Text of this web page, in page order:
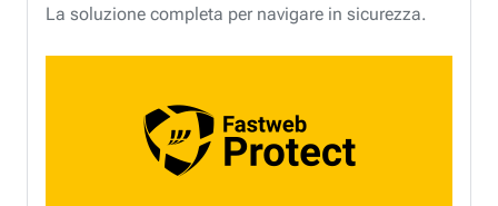
La soluzione completa per navigare in sicurezza.